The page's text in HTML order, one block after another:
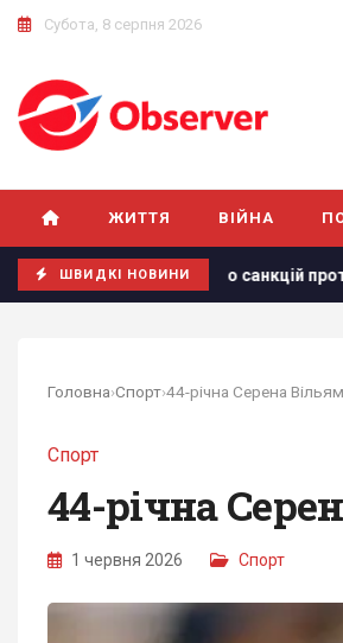
Субота, 8 серпня 2026
ЖИТТЯ ВІЙНА
ШВИДКІ НОВИНИ
щодо санкцій проти РФ
Головна›Спорт›
Спорт
44-річна
1 червня 2026 Спорт